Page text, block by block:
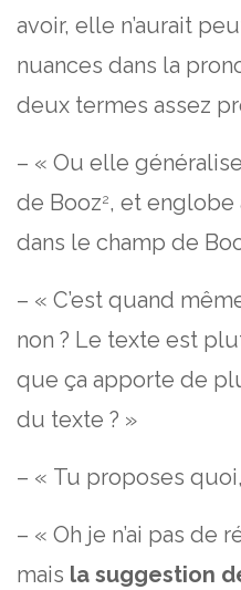
avoir, elle n’aurait
nuances dans la
deux termes assez
– « Ou elle
de Booz2, et englobe
dans le champ de
– « C’est quand
non ? Le texte est
que ça apporte de
du texte ? »
– « Tu proposes
– « Oh je n’ai pas de
mais la suggestion